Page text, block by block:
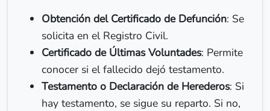
Obtención del Certificado de Defunción: Se
solicita en el Registro Civil.
Certificado de Últimas Voluntades: Permite
conocer si el fallecido dejó testamento.
Testamento o Declaración de Herederos: Si
hay testamento, se sigue su reparto. Si no,